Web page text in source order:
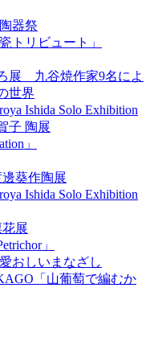
器祭
トリビュート」
展 九谷焼作家9名によ
世界
Ishida Solo Exhibition
子 陶展
」
葵作陶展
Ishida Solo Exhibition
展
」
おしいまなざし
「山葡萄で編むか